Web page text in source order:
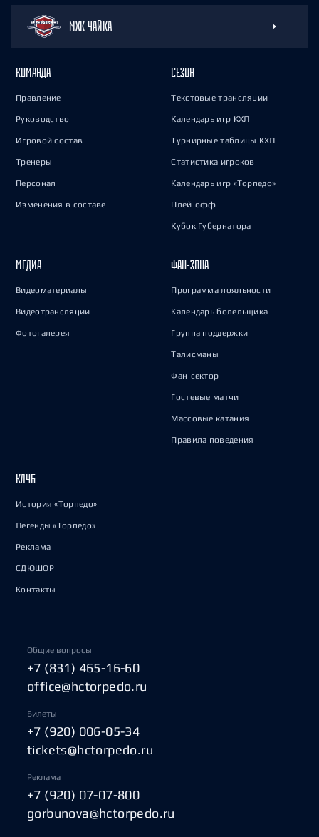
МХК ЧАЙКА
КОМАНДА
Правление
Руководство
Игровой состав
Тренеры
Персонал
Изменения в составе
СЕЗОН
Текстовые трансляции
Календарь игр КХЛ
Турнирные таблицы КХЛ
Статистика игроков
Календарь игр «Торпедо»
Плей-офф
Кубок Губернатора
МЕДИА
Видеоматериалы
Видеотрансляции
Фотогалерея
ФАН-ЗОНА
Программа лояльности
Календарь болельщика
Группа поддержки
Талисманы
Фан-сектор
Гостевые матчи
Массовые катания
Правила поведения
КЛУБ
История «Торпедо»
Легенды «Торпедо»
Реклама
СДЮШОР
Контакты
Общие вопросы
+7 (831) 465-16-60
office@hctorpedo.ru
Билеты
+7 (920) 006-05-34
tickets@hctorpedo.ru
Реклама
+7 (920) 07-07-800
gorbunova@hctorpedo.ru